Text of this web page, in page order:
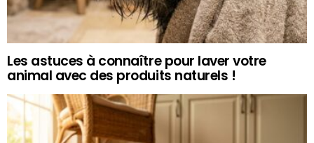
Les astuces à connaître pour laver votre
animal avec des produits naturels !